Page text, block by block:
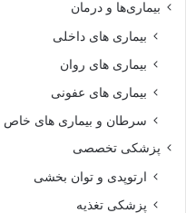
بیماری‌ها و درمان
بیماری های داخلی
بیماری های روان‌
بیماری های عفونی
سرطان و بیماری های خاص
پزشکی تخصصی
ارتوپدی و توان بخشی
پزشکی تغذیه